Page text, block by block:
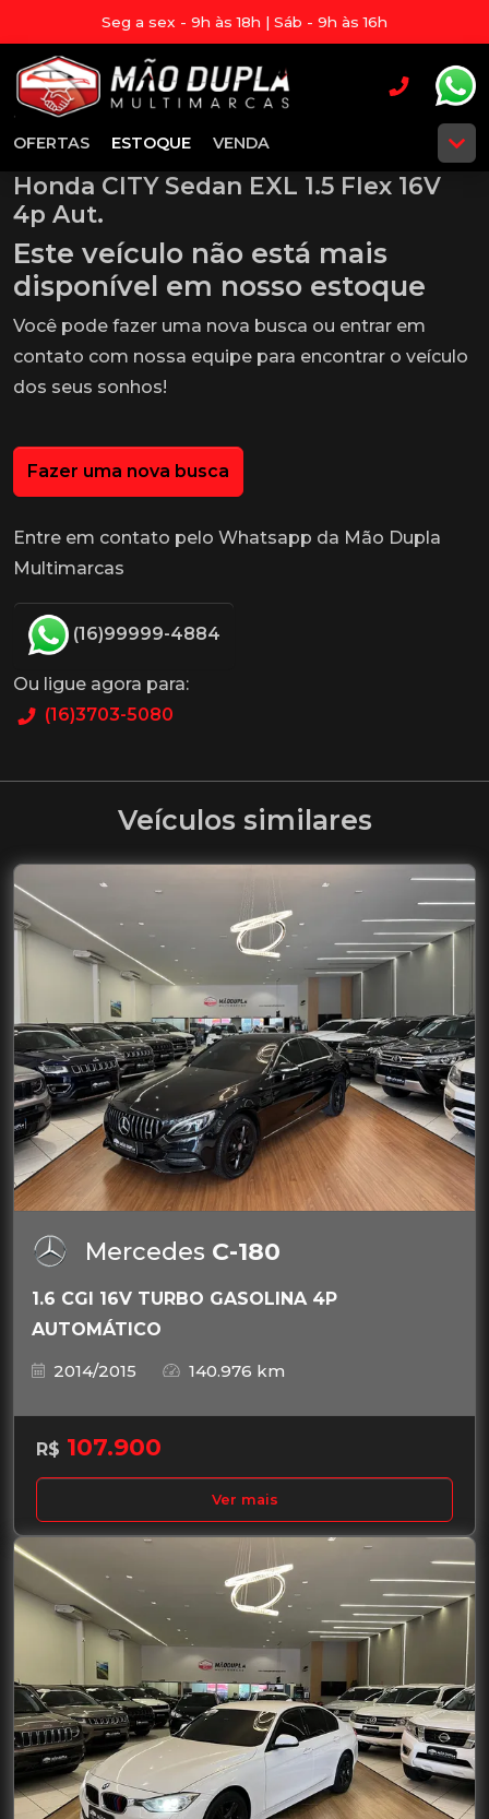
Seg a sex - 9h às 18h | Sáb - 9h às 16h
OFERTAS ESTOQUE VENDA
Honda CITY Sedan EXL 1.5 Flex 16V
4p Aut.
Este veículo não está mais
disponível em nosso estoque
Você pode fazer uma nova busca ou entrar em
contato com nossa equipe para encontrar o veículo
dos seus sonhos!
Fazer uma nova busca
Entre em contato pelo Whatsapp da Mão Dupla
Multimarcas
(16)99999-4884
Ou ligue agora para:
(16)3703-5080
Veículos similares
Mercedes C-180
1.6 CGI 16V TURBO GASOLINA 4P
AUTOMÁTICO
2014/2015
140.976 km
R$ 107.900
Ver mais